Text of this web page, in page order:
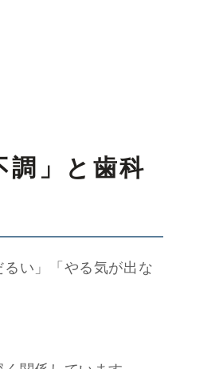
調」と歯科
い」「やる気が出な